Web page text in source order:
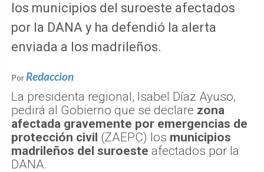
los municipios del suroeste afectados
por la DANA y ha defendió la alerta
enviada a los madrileños.
Por Redaccion
La presidenta regional, Isabel Díaz Ayuso,
pedirá al Gobierno que se declare zona
afectada gravemente por emergencias de
protección civil (ZAEPC) los municipios
madrileños del suroeste afectados por la
DANA.